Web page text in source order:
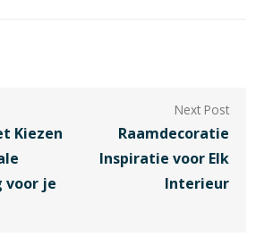
Kiezen
voor je
Raamdecoratie
Inspiratie voor Elk
Interieur